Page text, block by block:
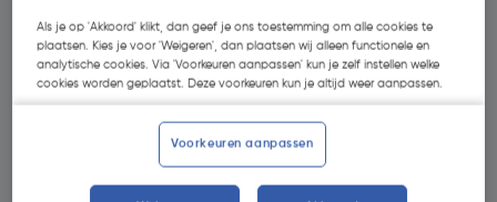
Als je op 'Akkoord' klikt, dan geef je ons toestemming om alle cookies te
plaatsen. Kies je voor 'Weigeren', dan plaatsen wij alleen functionele en
analytische cookies. Via 'Voorkeuren aanpassen' kun je zelf instellen welke
cookies worden geplaatst. Deze voorkeuren kun je altijd weer aanpassen.
Voorkeuren aanpassen